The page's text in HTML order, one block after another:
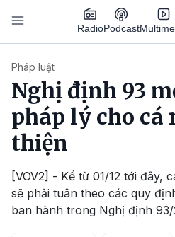
Nhảy đến nội dung
RadioPodcast
Pháp luật
Nghị định 93
pháp lý cho
thiện
[VOV2] - Kể từ 01/12 tới đây,
sẽ phải tuân theo các quy
ban hành trong Nghị định 93/